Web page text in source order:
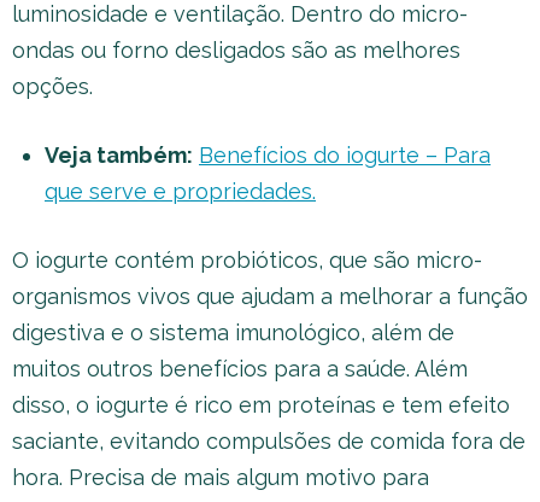
luminosidade e ventilação. Dentro do micro-
ondas ou forno desligados são as melhores
opções.
Veja também: Benefícios do iogurte – Para
que serve e propriedades.
O iogurte contém probióticos, que são micro-
organismos vivos que ajudam a melhorar a função
digestiva e o sistema imunológico, além de
muitos outros benefícios para a saúde. Além
disso, o iogurte é rico em proteínas e tem efeito
saciante, evitando compulsões de comida fora de
hora. Precisa de mais algum motivo para